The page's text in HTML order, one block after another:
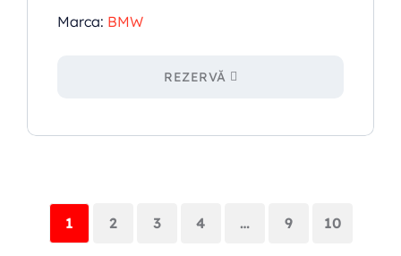
Marca: BMW
REZERVĂ
1 2 3 4 … 9 10